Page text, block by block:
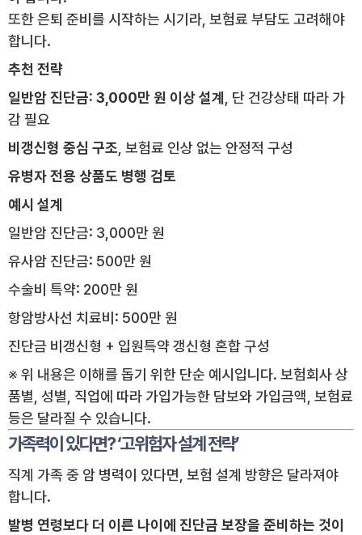
또한 은퇴 준비를 시작하는 시기라, 보험료 부담도 고려해야
합니다.
추천 전략
일반암 진단금: 3,000만 원 이상 설계 , 단 건강상태 따라 가
감 필요
비갱신형 중심 구조, 보험료 인상 없는 안정적 구성
유병자 전용 상품도 병행 검토
예시 설계
일반암 진단금: 3,000만 원
유사암 진단금: 500만 원
수술비 특약: 200만 원
항암방사선 치료비: 500만 원
진단금 비갱신형 + 입원특약 갱신형 혼합 구성
※ 위 내용은 이해를 돕기 위한 단순 예시입니다. 보험회사 상
품별, 성별, 직업에 따라 가입가능한 담보와 가입금액, 보험료
등은 달라질 수 있습니다.
가족력이 있다면? ‘고위험자 설계 전략’
직계 가족 중 암 병력이 있다면, 보험 설계 방향은 달라져야
합니다.
발병 연령보다 더 이른 나이에 진단금 보장을 준비하는 것이